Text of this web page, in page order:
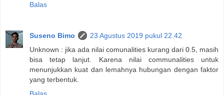
Balas
Suseno Bimo
23 Agustus 2019 pukul 22.42
Unknown : jika ada nilai comunalities kurang dari 0.5, masih
bisa tetap lanjut. Karena nilai communalities untuk
menunjukkan kuat dan lemahnya hubungan dengan faktor
yang terbentuk.